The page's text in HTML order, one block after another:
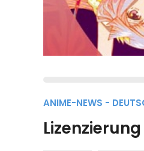
ANIME-NEWS -